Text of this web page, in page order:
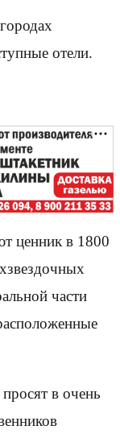
отели.
ценник в 1800
части
в очень